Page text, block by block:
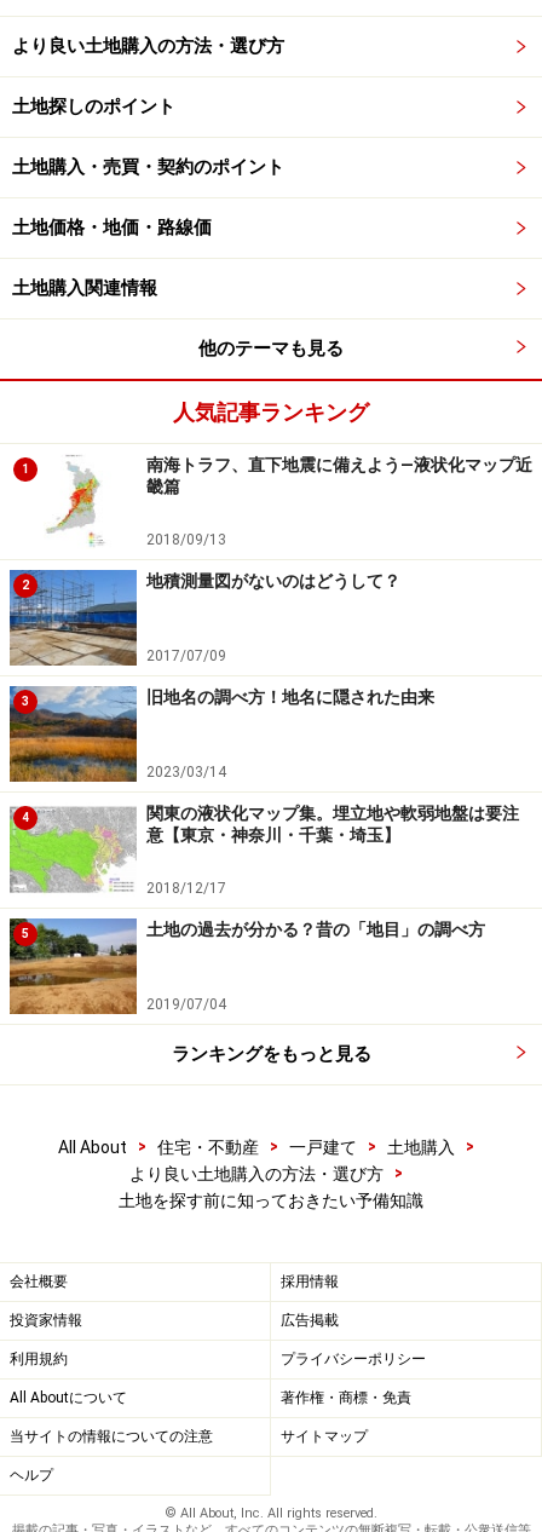
これを「敷地のセットバック」といい、セットバック部
分の面積は、建ぺい率や容積率を計算する際の敷地面積
のセットバック面積が大きいような場合には、建築計画
に大きな影響を及ぼすことにもなりますから注意が必要
建築敷地の接道義務について詳しくは ≪道路の種類と接
道義務を正しく理解しよう
住環境を左右する用途地域
都市計画法や建築基準法などによる土地利用の制限のな
かで、最も基本となるのが「用途地域」による建築物の
用途制限です。
これらの内容を細かく覚える必要はありませんが、少な
くとも「用途地域によって建てられるものが違うこと」
および「用途地域が住環境を左右すること」は理解して
おきましょう。
都市計画法では用途地域として、第1種低層住居専用地
域、第2種低層住居専用地域、第1種中高層住居専用地
域、第2種中高層住居専用地域、第1種住居地域、第2種
住居地域、準住居地域、近隣商業地域、商業地域、準工
業地域、工業地域、工業専用地域の12種類が定められて
います。
これらの用途地域のうち、最も住環境に優れているとさ
れるのは第1種低層住居専用地域で、商業系や工業系の
用途地域なら「閑静な住宅街」にはなりません。ちなみ
となっています。
決して住宅専用の地域ではありません。建築物の用途が
ある程度かぎられるとはいえ、住宅以外のものも建ちま
すから、いずれにしても周辺の状況をよく確認すること
が大切です。
用途地域について詳しくは ≪住宅購入者は必須！ 用途地
域の基礎知識≫ をご参照ください。
より良い土地購入の方法・選び方
土地探しのポイント
土地購入・売買・契約のポイント
土地価格・地価・路線価
土地購入関連情報
他のテーマも見る
人気記事ランキング
1
南海トラフ、直下地震に備えよう―液状化マップ近
畿篇
2018/09/13
2 地積測量図がないのはどうして？
2017/07/09
3 旧地名の調べ方！地名に隠された由来
2023/03/14
4
関東の液状化マップ集。埋立地や軟弱地盤は要注
意【東京・神奈川・千葉・埼玉】
2018/12/17
5 土地の過去が分かる？昔の「地目」の調べ方
2019/07/04
ランキングをもっと見る
All About > 住宅・不動産 > 一戸建て > 土地購入
>
より良い土地購入の方法・選び方
>
土地を探す前に知っておきたい予備知識
会社概要 採用情報
投資家情報 広告掲載
利用規約 プライバシーポリシー
All Aboutについて 著作権・商標・免責
当サイトの情報についての注意 サイトマップ
ヘルプ
© All About, Inc. All rights reserved.